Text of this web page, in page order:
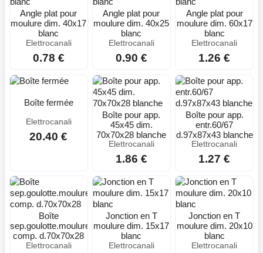
Angle plat pour
moulure dim. 40x17
blanc
Elettrocanali
0.78 €
Angle plat pour
moulure dim. 40x25
blanc
Elettrocanali
0.90 €
Angle plat pour
moulure dim. 60x17
blanc
Elettrocanali
1.26 €
Boîte fermée
Elettrocanali
20.40 €
Boîte pour app.
45x45 dim.
70x70x28 blanche
Elettrocanali
1.86 €
Boîte pour app.
entr.60/67
d.97x87x43 blanche
Elettrocanali
1.27 €
Boîte
sep.goulotte.moulure.plusieurs
comp. d.70x70x28
Elettrocanali
Jonction en T
moulure dim. 15x17
blanc
Elettrocanali
Jonction en T
moulure dim. 20x10
blanc
Elettrocanali